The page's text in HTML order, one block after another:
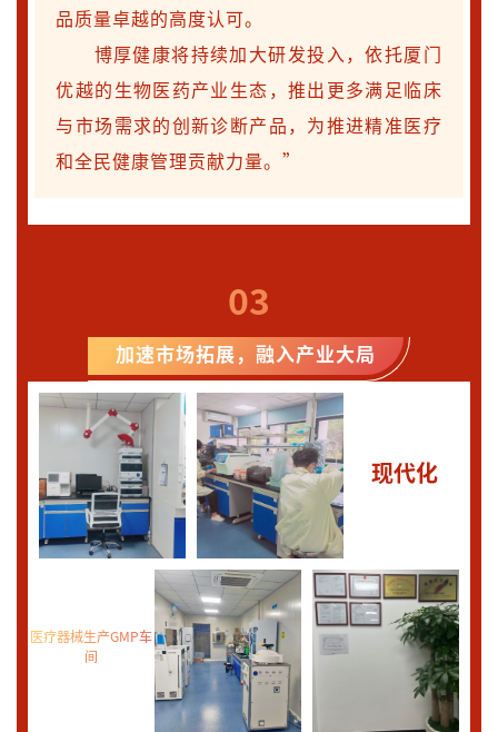
品质量卓越的高度认可。
博厚健康将持续加大研发投入，依托厦门
优越的生物医药产业生态，推出更多满足临床
与市场需求的创新诊断产品，为推进精准医疗
和全民健康管理贡献力量。”
03
加速市场拓展，融入产业大局
现代化
医疗器械生产GMP车
间